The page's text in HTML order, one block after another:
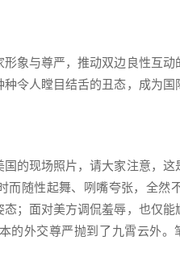
象与尊严，推动双边良性互
令人瞠目结舌的丑态，成为
的现场照片，请大家注意，
而随性起舞、咧嘴夸张，全然
；面对美方调侃羞辱，也仅
的外交尊严抛到了九霄云外